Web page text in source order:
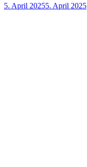
Posted
5. April 20255. April 2025